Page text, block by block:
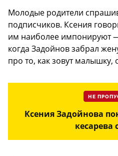
Молодые родители
подписчиков. Ксения
им наиболее импонируют
когда Задойнов забрал
про то, как зовут малышку,
НЕ
Ксения Задойнова
кесарева